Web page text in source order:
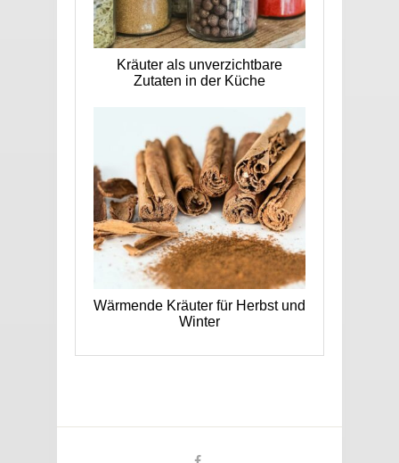
Kräuter als unverzichtbare
Zutaten in der Küche
Wärmende Kräuter für Herbst und
Winter